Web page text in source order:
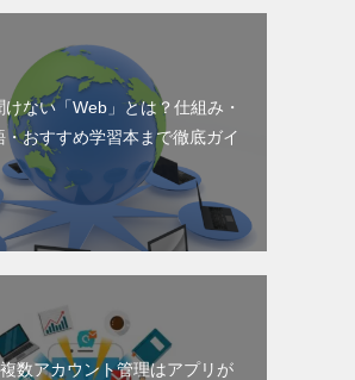
けない「Web」とは？仕組み・
・おすすめ学習本まで徹底ガイ
数アカウント管理はアプリが